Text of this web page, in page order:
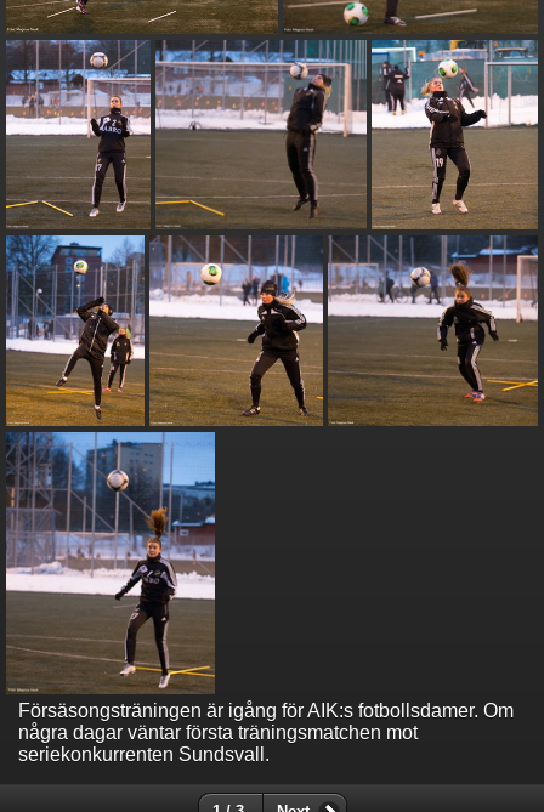
Försäsongsträningen är igång för AIK:s fotbollsdamer. Om
några dagar väntar första träningsmatchen mot
seriekonkurrenten Sundsvall.